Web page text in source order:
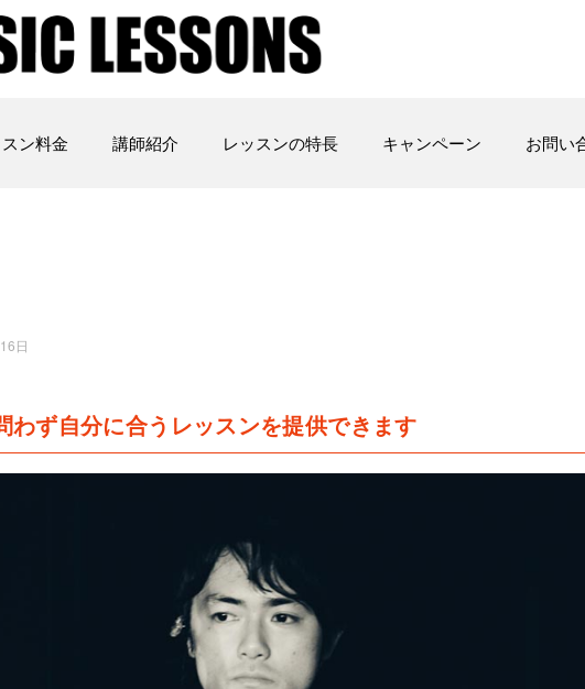
ン料金 講師紹介 レッスンの特長 キャンペーン お問い
日
わず自分に合うレッスンを提供できます